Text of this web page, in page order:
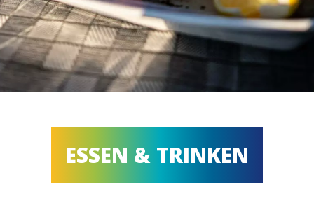
ESSEN & TRINKEN